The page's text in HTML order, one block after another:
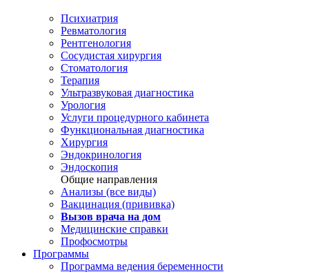
Психиатрия
Ревматология
Рентгенология
Сосудистая хирургия
Стоматология
Терапия
Ультразвуковая диагностика
Урология
Услуги процедурного кабинета
Функциональная диагностика
Хирургия
Эндокринология
Эндоскопия
Общие направления
Анализы (все виды)
Вакцинация (прививка)
Вызов врача на дом
Медицинские справки
Профосмотры
Программы
Программа ведения беременности